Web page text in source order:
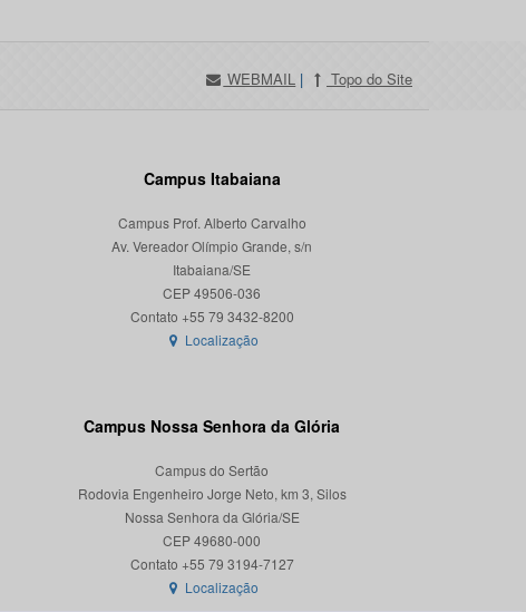
WEBMAIL | Topo do Site
Campus Itabaiana
Campus Prof. Alberto Carvalho
Av. Vereador Olímpio Grande, s/n
Itabaiana/SE
CEP 49506-036
Localização
Campus Nossa Senhora da Glória
Campus do Sertão
Rodovia Engenheiro Jorge Neto, km 3, Silos
Nossa Senhora da Glória/SE
CEP 49680-000
Contato +55 79 3194-7127
Localização